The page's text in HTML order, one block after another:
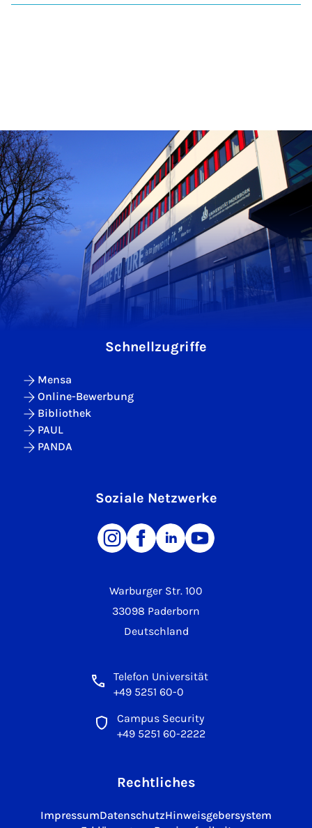
Warburger Str. 100
33098 Paderborn
Deutschland
Telefon Universität
+49 5251 60-0
Campus Security
+49 5251 60-2222
Schnellzugriffe
Mensa
Online-Bewerbung
Bibliothek
PAUL
PANDA
Soziale Netzwerke
Rechtliches
ImpressumDatenschutzHinweisgebersystem